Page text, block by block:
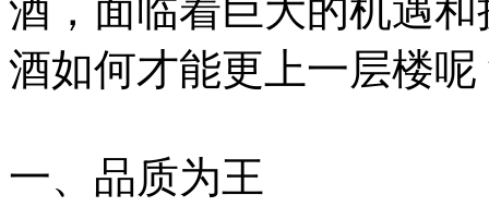
酒，面临着巨大的机遇
酒如何才能更上一层楼呢
一、品质为王